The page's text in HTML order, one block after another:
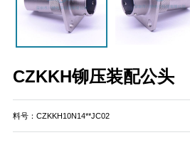
CZKKH铆压装配公头
料号：CZKKH10N14**JC02